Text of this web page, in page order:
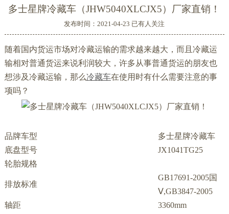
多士星牌冷藏车（JHW5040XLCJX5）厂家直销！
发布时间：2021-04-23 已有人关注
随着国内货运市场对冷藏运输的需求越来越大，而且冷藏运
输相对普通货运来说利润较大，许多从事普通货运的朋友也
想涉及冷藏运输，那么冷藏车在使用时有什么需要注意的事
项吗？
品牌车型
多士星牌冷藏车
底盘型号
JX1041TG25
轮胎规格
排放标准
GB17691-2005国
Ⅴ,GB3847-2005
轴距
3360mm